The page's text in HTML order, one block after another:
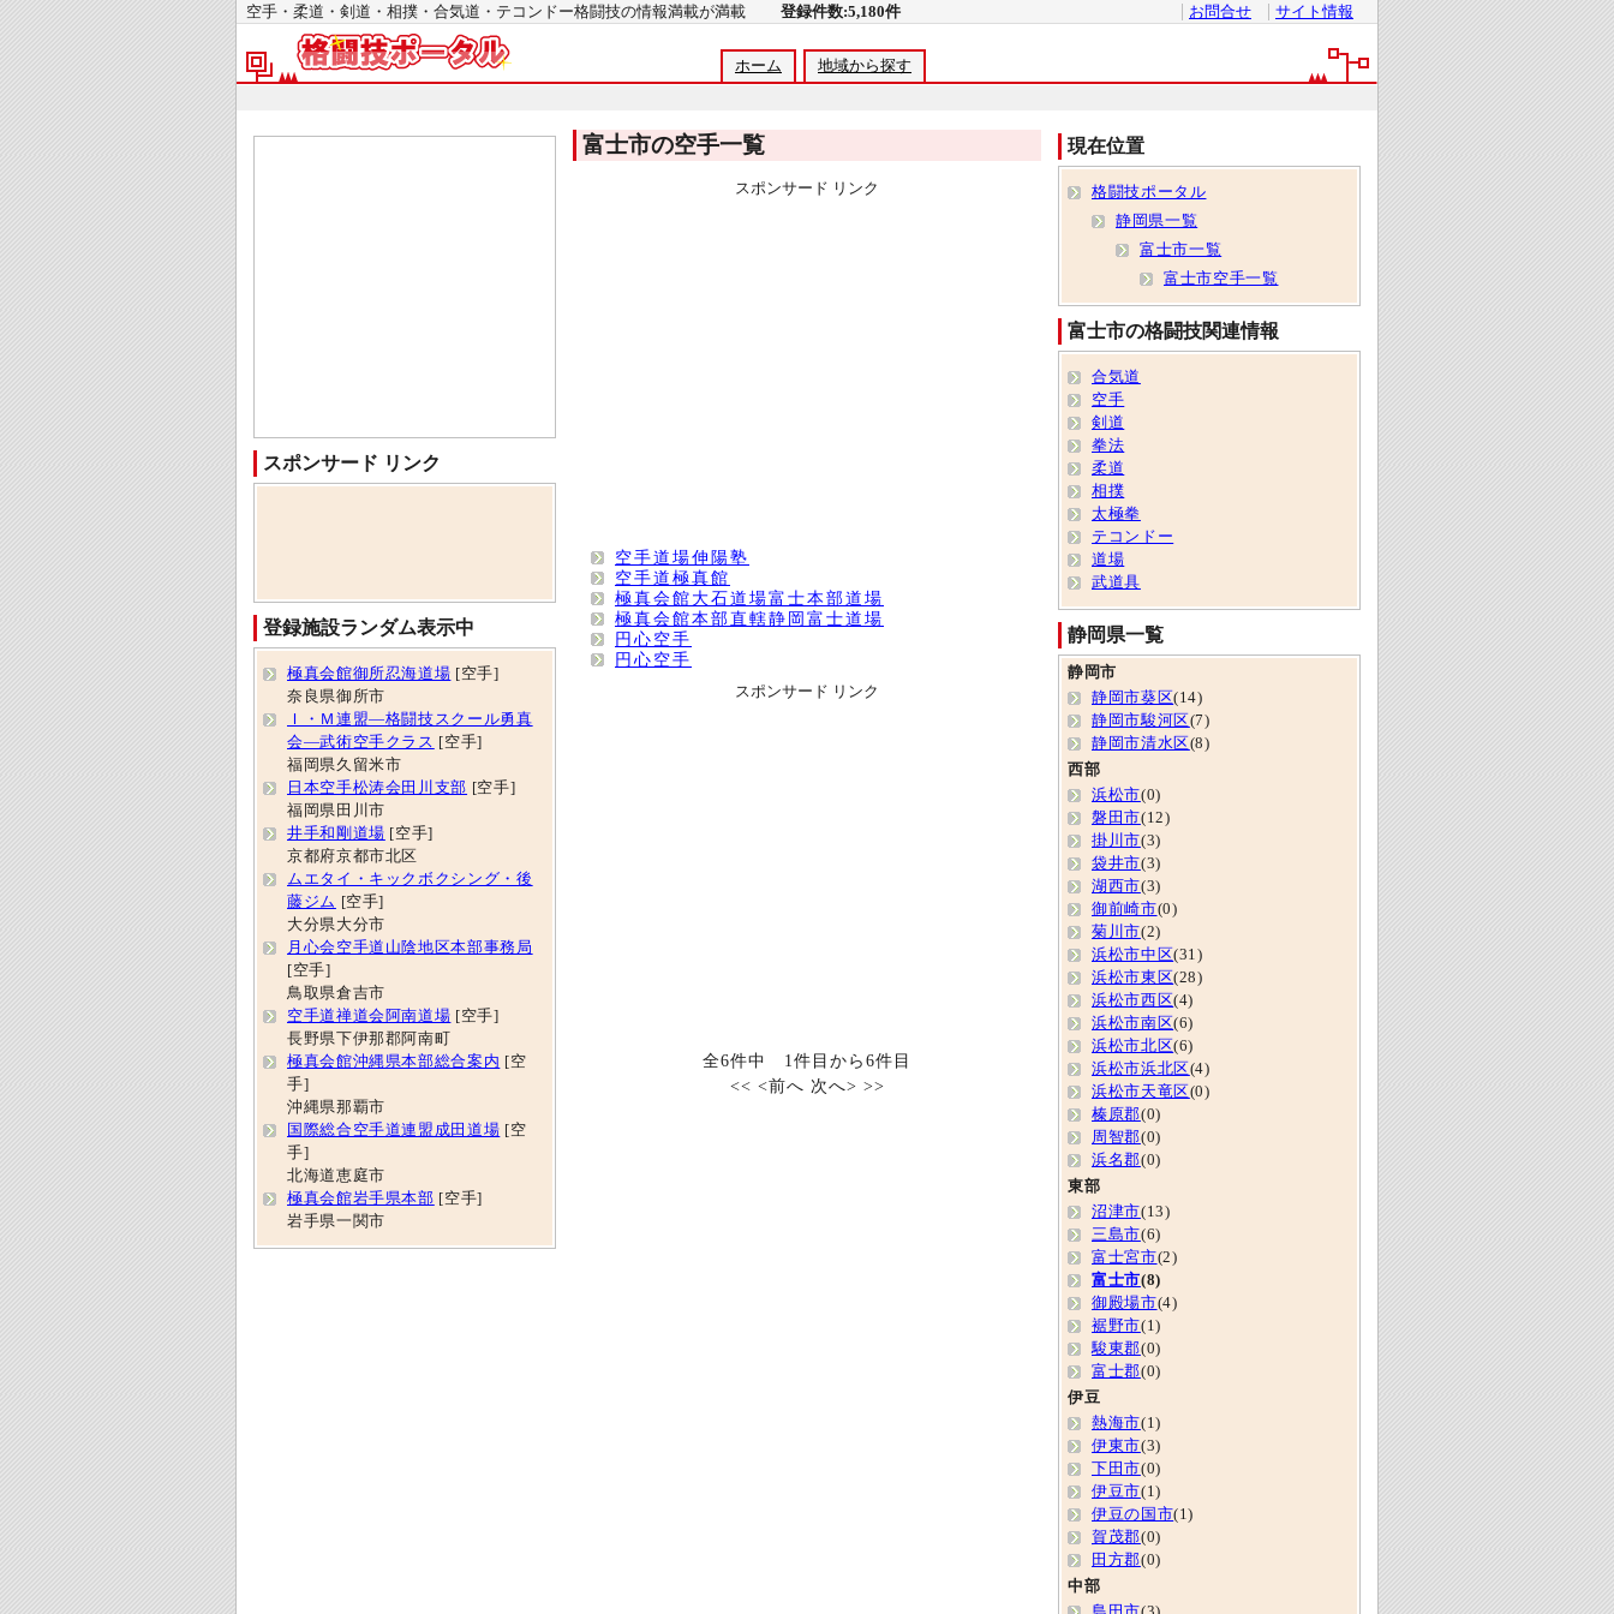
空手・柔道・剣道・相撲・合気道・テコンドー格闘技の情報満載が満載 登録件数:5,180件 お問合せ サイト情報
ホーム 地域から探す
富士市の空手一覧
スポンサード リンク
空手道場伸陽塾
空手道極真館
極真会館大石道場富士本部道場
極真会館本部直轄静岡富士道場
円心空手
円心空手
スポンサード リンク
全6件中 1件目から6件目
<< <前へ 次へ> >>
スポンサード リンク
登録施設ランダム表示中
極真会館御所忍海道場 [空手]
奈良県御所市
Ｉ・Ｍ連盟―格闘技スクール勇真
会―武術空手クラス [空手]
福岡県久留米市
日本空手松涛会田川支部 [空手]
福岡県田川市
井手和剛道場 [空手]
京都府京都市北区
ムエタイ・キックボクシング・後
藤ジム [空手]
大分県大分市
月心会空手道山陰地区本部事務局
[空手]
鳥取県倉吉市
空手道禅道会阿南道場 [空手]
長野県下伊那郡阿南町
極真会館沖縄県本部総合案内 [空
手]
沖縄県那覇市
国際総合空手道連盟成田道場 [空
手]
北海道恵庭市
極真会館岩手県本部 [空手]
岩手県一関市
現在位置
格闘技ポータル
静岡県一覧
富士市一覧
富士市空手一覧
富士市の格闘技関連情報
合気道
空手
剣道
拳法
柔道
相撲
太極拳
テコンドー
道場
武道具
静岡県一覧
静岡市
静岡市葵区(14)
静岡市駿河区 (7)
静岡市清水区 (8)
西部
浜松市(0)
磐田市(12)
掛川市(3)
袋井市(3)
湖西市(3)
御前崎市(0)
菊川市(2)
浜松市中区(31)
浜松市東区(28)
浜松市西区(4)
浜松市南区(6)
浜松市北区(6)
浜松市浜北区 (4)
浜松市天竜区 (0)
榛原郡(0)
周智郡(0)
浜名郡(0)
東部
沼津市(13)
三島市(6)
富士宮市(2)
富士市(8)
御殿場市(4)
裾野市(1)
駿東郡(0)
富士郡(0)
伊豆
熱海市(1)
伊東市(3)
下田市(0)
伊豆市(1)
伊豆の国市(1)
賀茂郡(0)
田方郡(0)
中部